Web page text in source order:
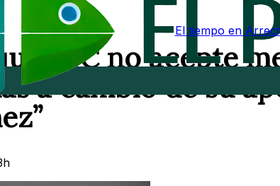
El tiempo en
“CC no acepte
a cambio de su